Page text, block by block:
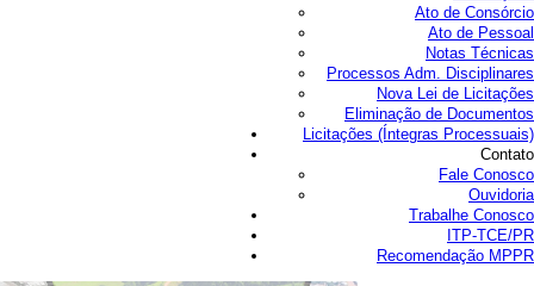
Ato de Consórcio
Ato de Pessoal
Notas Técnicas
Processos Adm. Disciplinares
Nova Lei de Licitações
Eliminação de Documentos
Licitações (Íntegras Processuais)
Contato
Fale Conosco
Ouvidoria
Trabalhe Conosco
ITP-TCE/PR
Recomendação MPPR